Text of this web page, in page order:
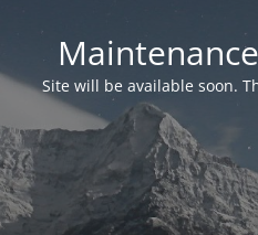
Site will be available soon.